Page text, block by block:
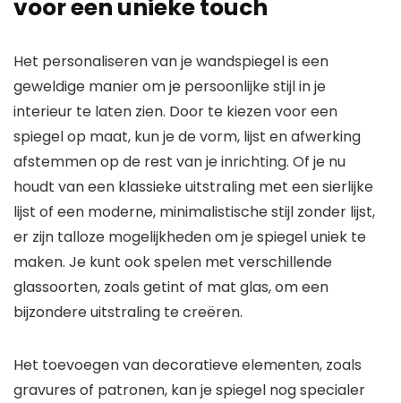
voor een unieke touch
Het personaliseren van je wandspiegel is een
geweldige manier om je persoonlijke stijl in je
interieur te laten zien. Door te kiezen voor een
spiegel op maat, kun je de vorm, lijst en afwerking
afstemmen op de rest van je inrichting. Of je nu
houdt van een klassieke uitstraling met een sierlijke
lijst of een moderne, minimalistische stijl zonder lijst,
er zijn talloze mogelijkheden om je spiegel uniek te
maken. Je kunt ook spelen met verschillende
glassoorten, zoals getint of mat glas, om een
bijzondere uitstraling te creëren.
Het toevoegen van decoratieve elementen, zoals
gravures of patronen, kan je spiegel nog specialer